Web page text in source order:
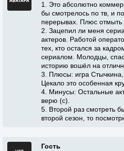
1. Это абсолютно
бы смотрелось по тв, и
перерывах. Плюс отмыть
2. Зацепил ли меня
актеров. Работой
тех, кто остался за
сериалом. Молодцы,
историю вошёл на
3. Плюсы: игра
Цекало это особенная
4. Минусы: Остальные
верю (с).
5. Второй раз смотреть
второй сезон, то
Гость